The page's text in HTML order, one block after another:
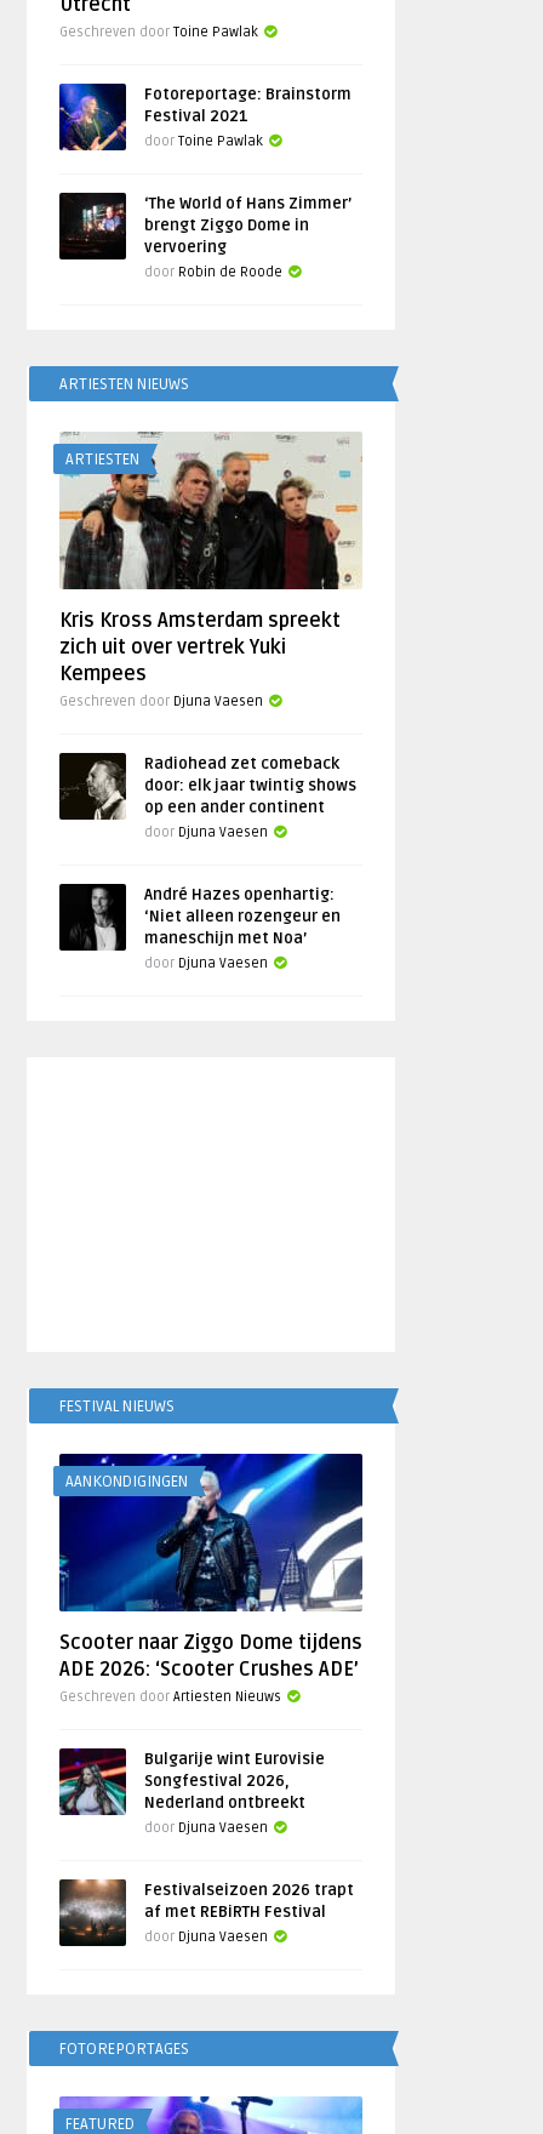
Utrecht
Geschreven doorToine Pawlak
Fotoreportage: Brainstorm
Festival 2021
doorToine Pawlak
‘The World of Hans Zimmer’
brengt Ziggo Dome in
vervoering
door Robin de Roode
ARTIESTEN NIEUWS
ARTIESTEN
Kris Kross Amsterdam spreekt
zich uit over vertrek Yuki
Kempees
Geschreven door Djuna Vaesen
Radiohead zet comeback
door: elk jaar twintig shows
op een ander continent
door Djuna Vaesen
André Hazes openhartig:
‘Niet alleen rozengeur en
maneschijn met Noa’
door Djuna Vaesen
FESTIVAL NIEUWS
AANKONDIGINGEN
Scooter naar Ziggo Dome tijdens
ADE 2026: ‘Scooter Crushes ADE’
Geschreven doorArtiesten Nieuws
Bulgarije wint Eurovisie
Songfestival 2026,
Nederland ontbreekt
door Djuna Vaesen
Festivalseizoen 2026 trapt
af met REBiRTH Festival
door Djuna Vaesen
FOTOREPORTAGES
FEATURED